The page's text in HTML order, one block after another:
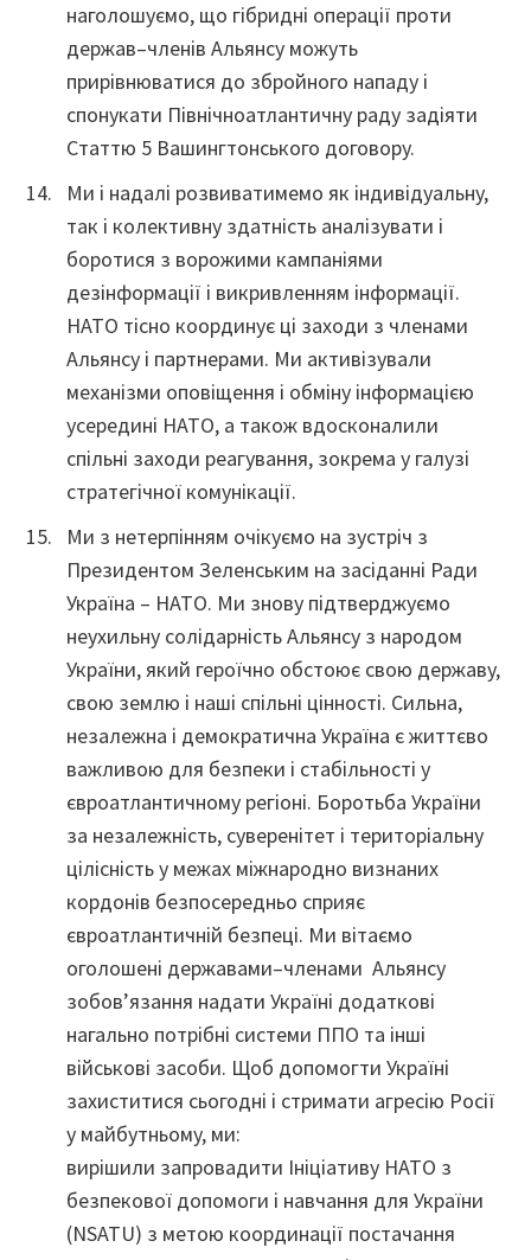
наголошуємо, що гібридні операції проти
держав–членів Альянсу можуть
прирівнюватися до збройного нападу і
спонукати Північноатлантичну раду задіяти
Статтю 5 Вашингтонського договору.
Ми і надалі розвиватимемо як індивідуальну,
так і колективну здатність аналізувати і
боротися з ворожими кампаніями
дезінформації і викривленням інформації.
НАТО тісно координує ці заходи з членами
Альянсу і партнерами. Ми активізували
механізми оповіщення і обміну інформацією
усередині НАТО, а також вдосконалили
спільні заходи реагування, зокрема у галузі
стратегічної комунікації.
Ми з нетерпінням очікуємо на зустріч з
Президентом Зеленським на засіданні Ради
Україна – НАТО. Ми знову підтверджуємо
неухильну солідарність Альянсу з народом
України, який героїчно обстоює свою державу,
свою землю і наші спільні цінності. Сильна,
незалежна і демократична Україна є життєво
важливою для безпеки і стабільності у
євроатлантичному регіоні. Боротьба України
за незалежність, суверенітет і територіальну
цілісність у межах міжнародно визнаних
кордонів безпосередньо сприяє
євроатлантичній безпеці. Ми вітаємо
оголошені державами–членами Альянсу
зобов’язання надати Україні додаткові
нагально потрібні системи ППО та інші
військові засоби. Щоб допомогти Україні
захиститися сьогодні і стримати агресію Росії
у майбутньому, ми:
вирішили запровадити Ініціативу НАТО з
безпекової допомоги і навчання для України
(NSATU) з метою координації постачання